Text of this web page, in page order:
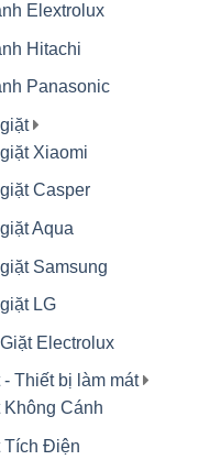
Elextrolux
Hitachi
Panasonic
Xiaomi
Casper
Aqua
Samsung
LG
Electrolux
- Thiết bị làm mát
Không Cánh
Tích Điện